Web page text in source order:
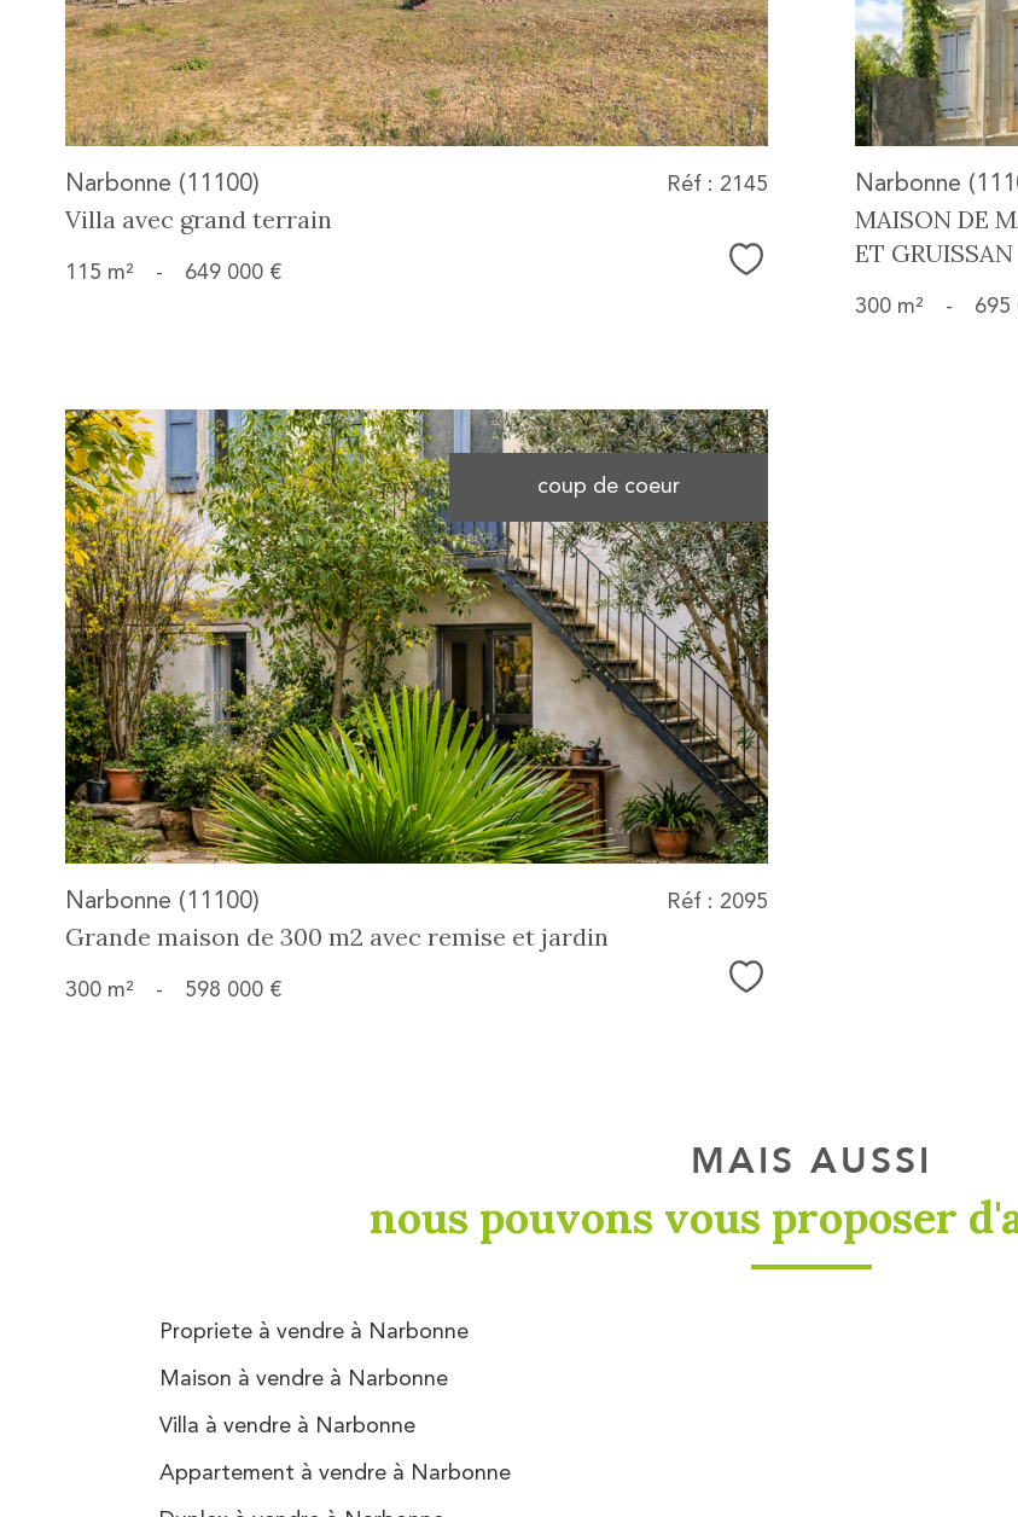
Narbonne (11100)
Villa avec grand terrain
Réf : 2145
115 m² - 649 000 € Sélectionner
Narbonne
MAISON DE
ET GRUISSAN
300 m² - 695
coup de coeur
voir le
bien
Narbonne (11100)
Grande maison de 300 m2 avec remise et jardin
Réf : 2095
300 m² - 598 000 € Sélectionner
MAIS AUSSI
nous pouvons vous proposer
Propriete à vendre à Narbonne
Maison à vendre à Narbonne
Villa à vendre à Narbonne
Appartement à vendre à Narbonne